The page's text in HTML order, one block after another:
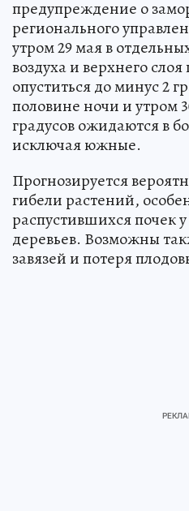
предупреждение о
регионального
утром 29 мая в
воздуха и верхнего
опуститься до минус 2
половине ночи и утром
градусов ожидаются в
исключая южные.
Прогнозируется
гибели растений,
распустившихся почек
деревьев. Возможны
завязей и потеря